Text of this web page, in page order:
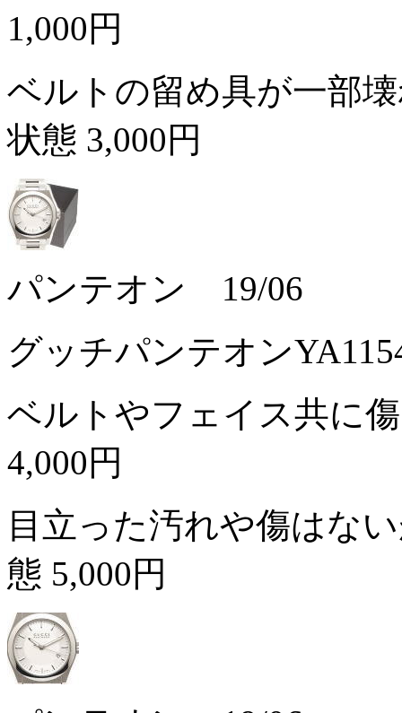
1,000円
ベルトの留め具が一部
状態 3,000円
パンテオン 19/06
グッチパンテオン
ベルトやフェイス共に
4,000円
目立った汚れや傷はな
態 5,000円